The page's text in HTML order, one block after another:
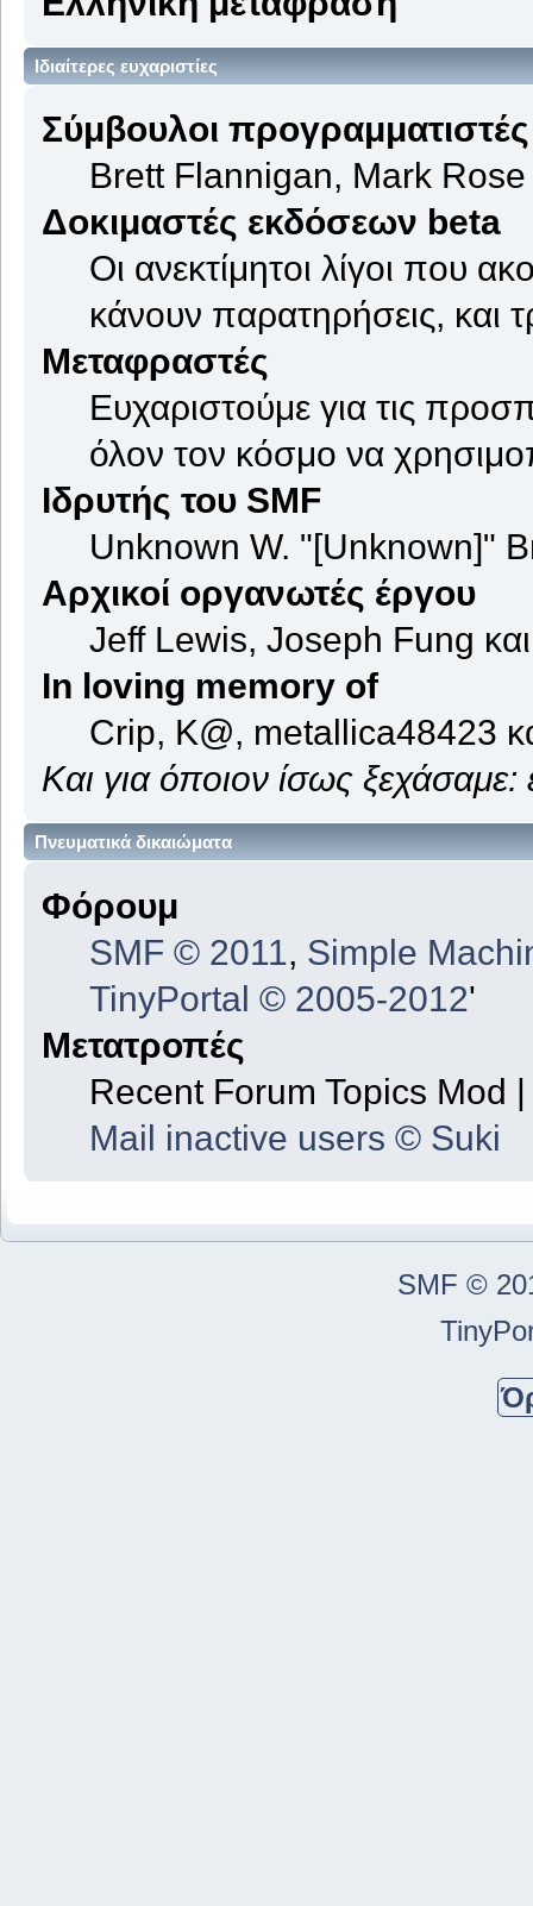
Ιδιαίτερες ευχαριστίες
Σύμβουλοι προγραμματιστές
Brett Flannigan, Mark
Δοκιμαστές εκδόσεων beta
Οι ανεκτίμητοι λίγοι που
κάνουν παρατηρήσεις, και
Μεταφραστές
Ευχαριστούμε για τις
όλον τον κόσμο να
Ιδρυτής του SMF
Unknown W. "[Unknown]"
Αρχικοί οργανωτές έργου
Jeff Lewis, Joseph Fung
In loving memory of
Crip, K@, metallica48423
Και για όποιον ίσως ξεχάσαμε:
Πνευματικά δικαιώματα
Φόρουμ
SMF © 2011, Simple
TinyPortal © 2005-2012'
Μετατροπές
Recent Forum Topics Mod
Mail inactive users © Suki
SMF ©